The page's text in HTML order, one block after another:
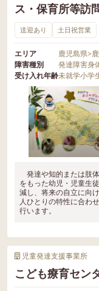
ス・保育所等訪
送迎あり 土日祝営業
エリア 鹿児島県>
障害種別
発達障害身
受け入れ年齢未就学小学
発達や知的または肢
をもった幼児・児童生
減し、将来の自立に向
人ひとりの特性に合わ
行います。
児童発達支援事業所
こども療育セン